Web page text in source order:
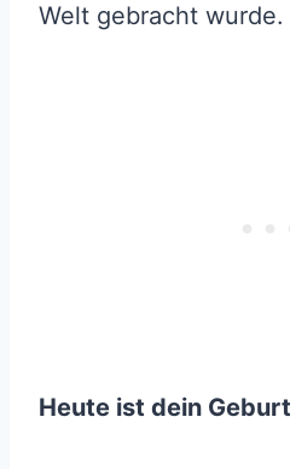
Welt gebracht wurde.
Heute ist dein